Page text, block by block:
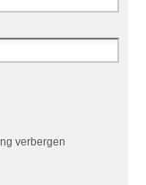
verbergen